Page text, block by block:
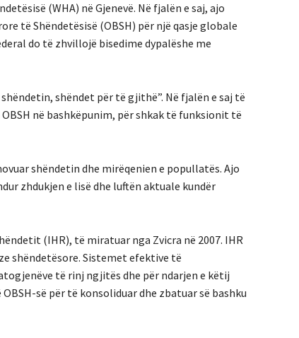
(WHA) në Gjenevë. Në fjalën e saj, ajo
të Shëndetësisë (OBSH) për një qasje globale
do të zhvillojë bisedime dypalëshe me
shëndet për të gjithë”. Në fjalën e saj të
në bashkëpunim, për shkak të funksionit të
shëndetin dhe mirëqenien e popullatës. Ajo
zhdukjen e lisë dhe luftën aktuale kundër
(IHR), të miratuar nga Zvicra në 2007. IHR
shëndetësore. Sistemet efektive të
të rinj ngjitës dhe për ndarjen e këtij
së për të konsoliduar dhe zbatuar së bashku